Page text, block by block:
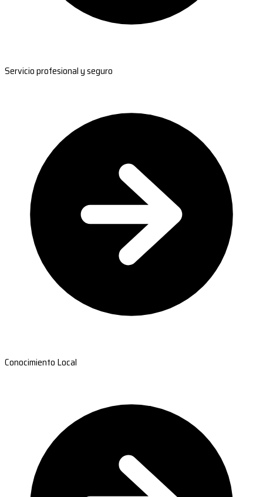
Servicio profesional y seguro
Conocimiento Local